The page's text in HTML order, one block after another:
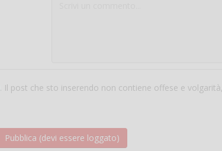
. Il post che sto inserendo non contiene offese e